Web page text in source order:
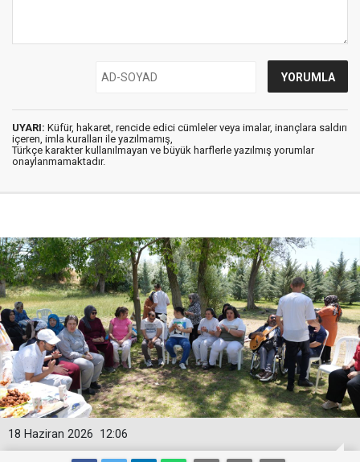
UYARI: Küfür, hakaret, rencide edici cümleler veya imalar, inançlara saldırı
içeren, imla kuralları ile yazılmamış,
Türkçe karakter kullanılmayan ve büyük harflerle yazılmış yorumlar
onaylanmamaktadır.
12:06
18 Haziran 2026